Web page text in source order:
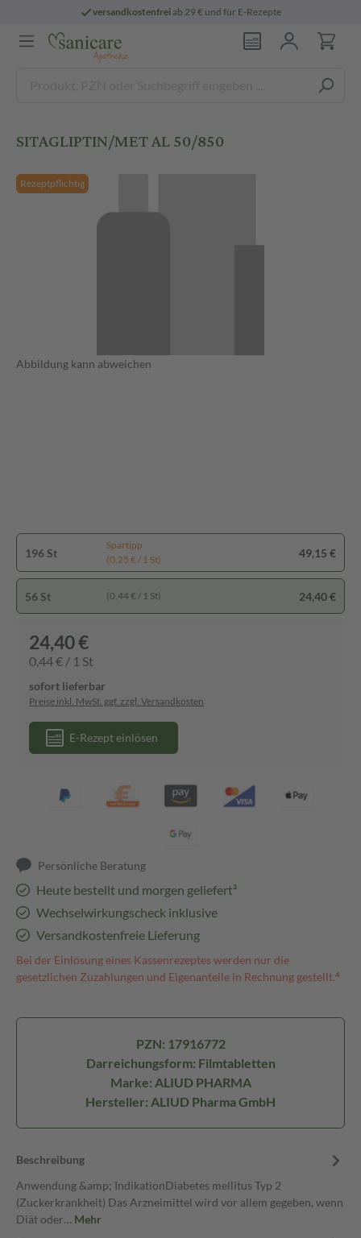
versandkostenfreiab 29 € und für E-Rezepte
SITAGLIPTIN/MET AL 50/850
Rezeptpflichtig
Abbildung kann abweichen
196 St
Spartipp
(0,25 € / 1 St)
49,15 €
56 St (0,44 € / 1 St) 24,40 €
24,40 €
0,44 € / 1 St
sofort lieferbar
Preise inkl. MwSt. ggf. zzgl. Versandkosten
E-Rezept einlösen
Persönliche Beratung
Heute bestellt und morgen geliefert³
Wechselwirkungscheck inklusive
Versandkostenfreie Lieferung
Bei der Einlösung eines Kassenrezeptes werden nur die
gesetzlichen Zuzahlungen und Eigenanteile in Rechnung gestellt.⁴
PZN: 17916772
Darreichungsform: Filmtabletten
Marke: ALIUD PHARMA
Hersteller: ALIUD Pharma GmbH
Beschreibung
Anwendung &amp; IndikationDiabetes mellitus Typ 2
(Zuckerkrankheit) Das Arzneimittel wird vor allem gegeben, wenn
Diät oder… Mehr